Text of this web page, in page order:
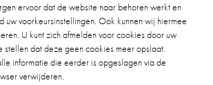
ervoor dat de website naar behoren werkt en
uw voorkeursinstellingen. Ook kunnen wij hiermee
U kunt zich afmelden voor cookies door uw
stellen dat deze geen cookies meer opslaat.
informatie die eerder is opgeslagen via de
verwijderen.